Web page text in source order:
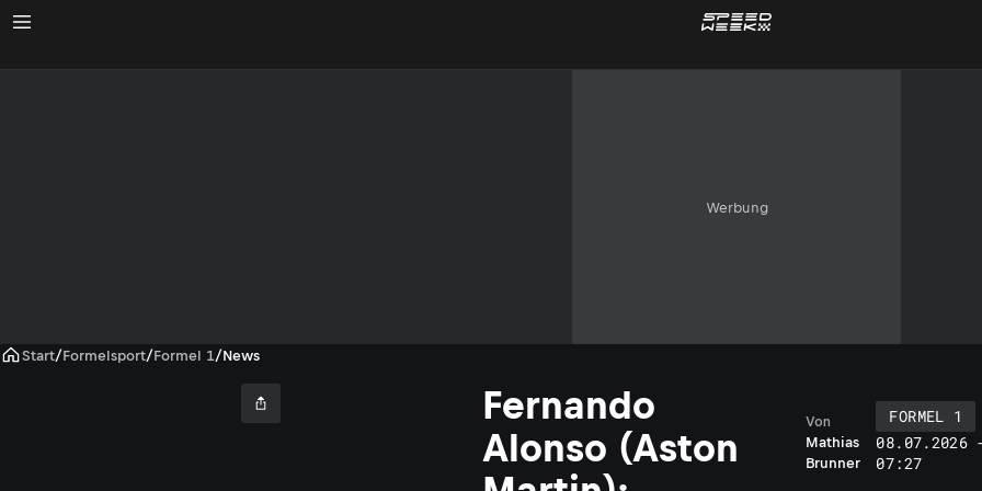
Werbung
Start/Formelsport/Formel 1/News
Fernando
Alonso (Aston
Mathias
Brunner
Von
FORMEL 1
08.07.2026
07:27